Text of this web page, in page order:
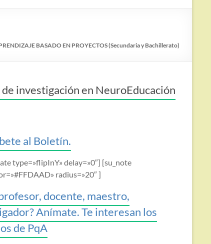
BASADO EN PROYECTOS (Secundaria y Bachillerato)
investigación en NeuroEducación
al Boletín.
type=»flipInY» delay=»0″] [su_note
radius=»20″ ]
docente, maestro,
Anímate. Te interesan los
de PqA